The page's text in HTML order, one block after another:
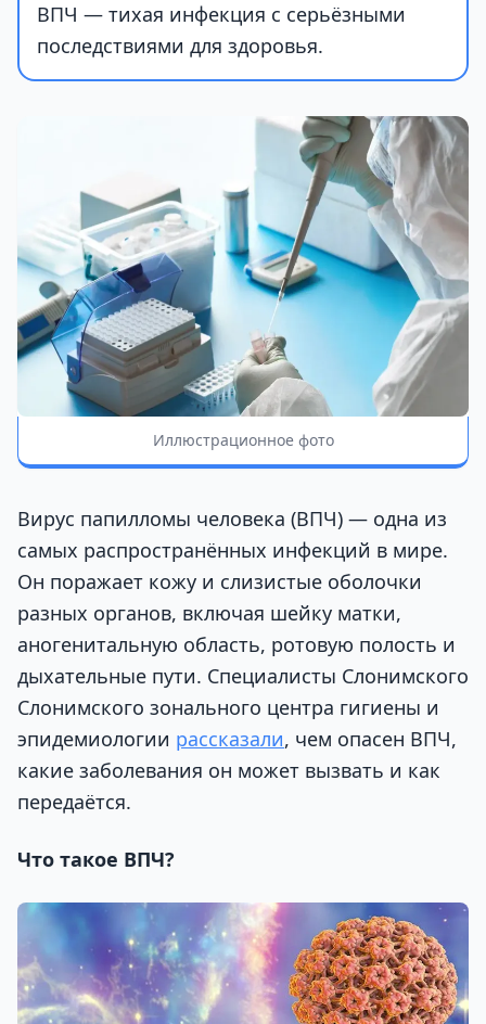
ВПЧ — тихая инфекция с серьёзными
последствиями для здоровья.
Иллюстрационное фото
Вирус папилломы человека (ВПЧ) — одна из
самых распространённых инфекций в мире.
Он поражает кожу и слизистые оболочки
разных органов, включая шейку матки,
аногенитальную область, ротовую полость и
дыхательные пути. Специалисты Слонимского
Слонимского зонального центра гигиены и
эпидемиологии рассказали, чем опасен ВПЧ,
какие заболевания он может вызвать и как
передаётся.
Что такое ВПЧ?